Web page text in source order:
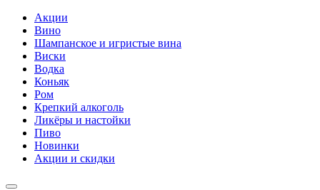
Акции
Вино
Шампанское и игристые вина
Виски
Водка
Коньяк
Ром
Крепкий алкоголь
Ликёры и настойки
Пиво
Новинки
Акции и скидки